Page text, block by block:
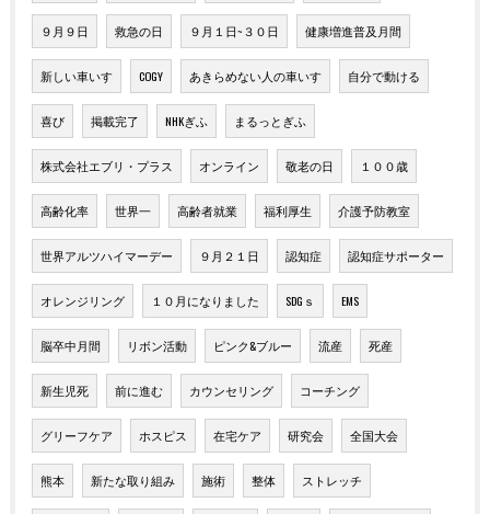
９月９日 救急の日 ９月１日~３０日 健康増進普及月間
新しい車いす COGY あきらめない人の車いす 自分で動ける
喜び 掲載完了 NHKぎふ まるっとぎふ
株式会社エブリ・プラス オンライン 敬老の日 １００歳
高齢化率 世界一 高齢者就業 福利厚生 介護予防教室
世界アルツハイマーデー ９月２１日 認知症 認知症サポーター
オレンジリング １０月になりました SDGｓ EMS
脳卒中月間 リボン活動 ピンク&ブルー 流産 死産
新生児死 前に進む カウンセリング コーチング
グリーフケア ホスピス 在宅ケア 研究会 全国大会
熊本 新たな取り組み 施術 整体 ストレッチ